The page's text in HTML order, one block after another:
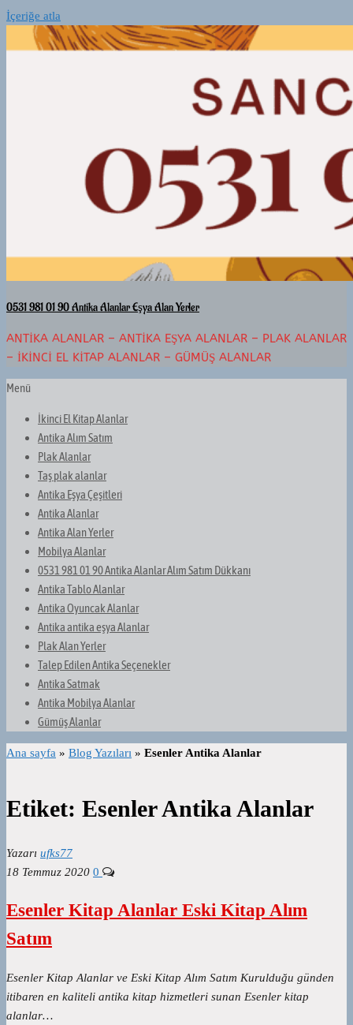
İçeriğe atla
0531 981 01 90 Antika Alanlar Eşya Alan Yerler
ANTIKA ALANLAR – ANTIKA EŞYA ALANLAR – PLAK ALANLAR
– İKINCI EL KITAP ALANLAR – GÜMÜŞ ALANLAR
Menü
İkinci El Kitap Alanlar
Antika Alım Satım
Plak Alanlar
Taş plak alanlar
Antika Eşya Çeşitleri
Antika Alanlar
Antika Alan Yerler
Mobilya Alanlar
0531 981 01 90 Antika Alanlar Alım Satım Dükkanı
Antika Tablo Alanlar
Antika Oyuncak Alanlar
Antika antika eşya Alanlar
Plak Alan Yerler
Talep Edilen Antika Seçenekler
Antika Satmak
Antika Mobilya Alanlar
Gümüş Alanlar
Ana sayfa » Blog Yazıları » Esenler Antika Alanlar
Etiket: Esenler Antika Alanlar
Yazarı ufks77
18 Temmuz 2020 0
Esenler Kitap Alanlar Eski Kitap Alım
Satım
Esenler Kitap Alanlar ve Eski Kitap Alım Satım Kurulduğu günden
itibaren en kaliteli antika kitap hizmetleri sunan Esenler kitap
alanlar…